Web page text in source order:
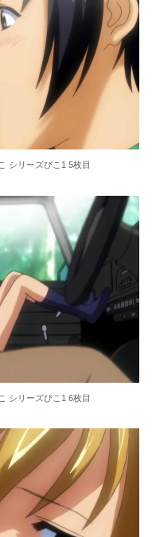
シリーズぴこ1 5枚目
シリーズぴこ1 6枚目